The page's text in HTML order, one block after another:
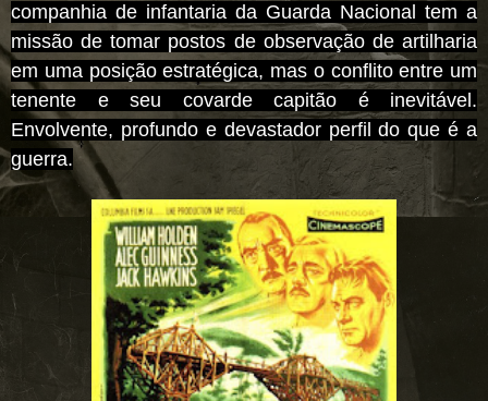
companhia de infantaria da Guarda Nacional tem a
missão de tomar postos de observação de artilharia
em uma posição estratégica, mas o conflito entre um
tenente e seu covarde capitão é inevitável.
Envolvente, profundo e devastador perfil do que é a
guerra.